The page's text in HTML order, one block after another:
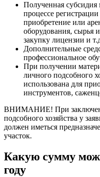
Полученная субсидия
процессе регистрации
приобретение или
оборудования, сырья
закупку лицензии и
Дополнительные
профессиональное
При получении
личного подсобного
использована для
инструментов,
ВНИМАНИЕ! При
подсобного хозяйства у
должен иметься
участок.
Какую сумму
году